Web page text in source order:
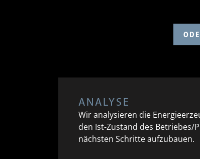
ANALYSE
Wir analysieren die
den Ist-Zustand des Betriebes/
nächsten Schritte aufzubauen.